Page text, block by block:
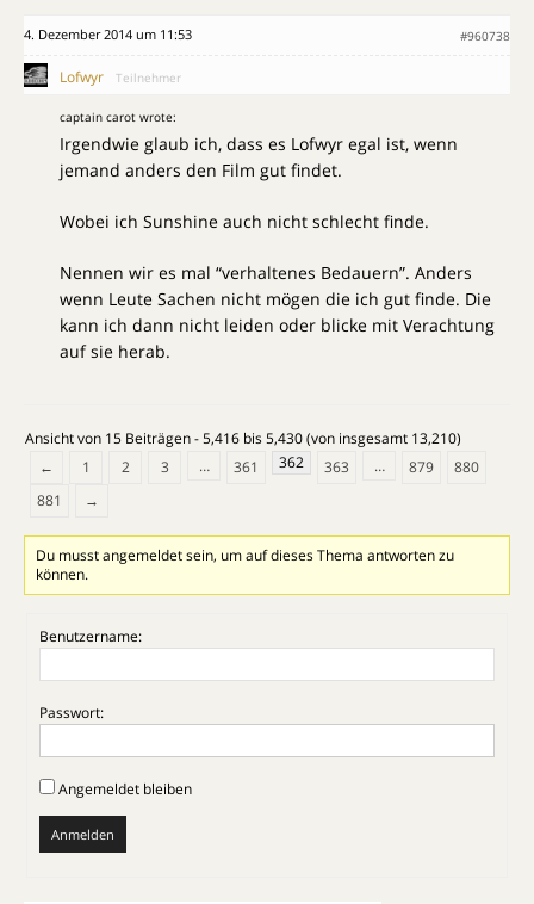
4. Dezember 2014 um 11:53 #960738
Lofwyr Teilnehmer
captain carot wrote:
Irgendwie glaub ich, dass es Lofwyr egal ist, wenn
jemand anders den Film gut findet.
Wobei ich Sunshine auch nicht schlecht finde.
Nennen wir es mal “verhaltenes Bedauern”. Anders
wenn Leute Sachen nicht mögen die ich gut finde. Die
kann ich dann nicht leiden oder blicke mit Verachtung
auf sie herab.
Ansicht von 15 Beiträgen - 5,416 bis 5,430 (von insgesamt 13,210)
←
1 2 3 … 361 362 363 … 879
880
881
→
Du musst angemeldet sein, um auf dieses Thema antworten zu
können.
Benutzername:
Passwort:
Angemeldet bleiben
Anmelden